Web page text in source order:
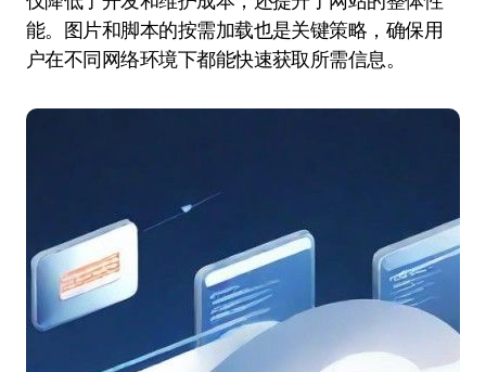
能。图片和脚本的按需加载也是关键策略，确保用
户在不同网络环境下都能快速获取所需信息。